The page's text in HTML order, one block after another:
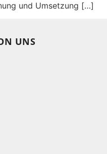
und Umsetzung […]
UNS